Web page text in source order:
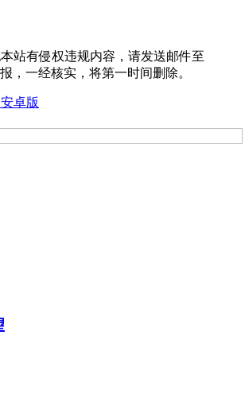
站有侵权违规内容，请发送邮件至
，一经核实，将第一时间删除。
卓版